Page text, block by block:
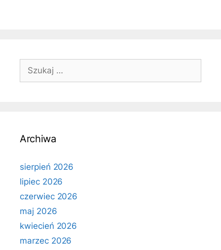
Szukaj:
Archiwa
sierpień 2026
lipiec 2026
czerwiec 2026
maj 2026
kwiecień 2026
marzec 2026